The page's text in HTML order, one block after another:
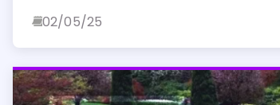
02/05/25